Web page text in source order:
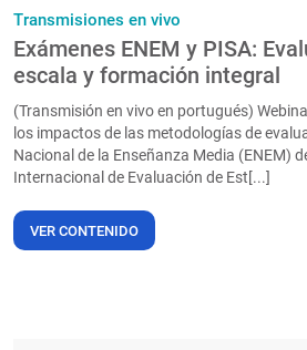
Transmisiones en vivo
Exámenes ENEM y PISA:
escala y formación integral
(Transmisión en vivo en portugués)
los impactos de las metodologías de
Nacional de la Enseñanza Media (ENEM)
Internacional de Evaluación de Est[...]
VER CONTENIDO